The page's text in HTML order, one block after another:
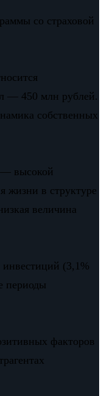
со страховой
— 450 млн рублей.
собственных
— высокой
жизни в структуре
величина
инвестиций (3,1%
периоды
факторов